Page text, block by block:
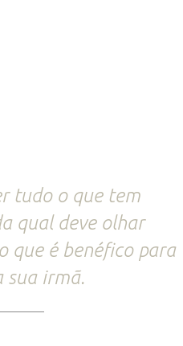
tudo o que tem
qual deve olhar
que é benéfico para
sua irmã.